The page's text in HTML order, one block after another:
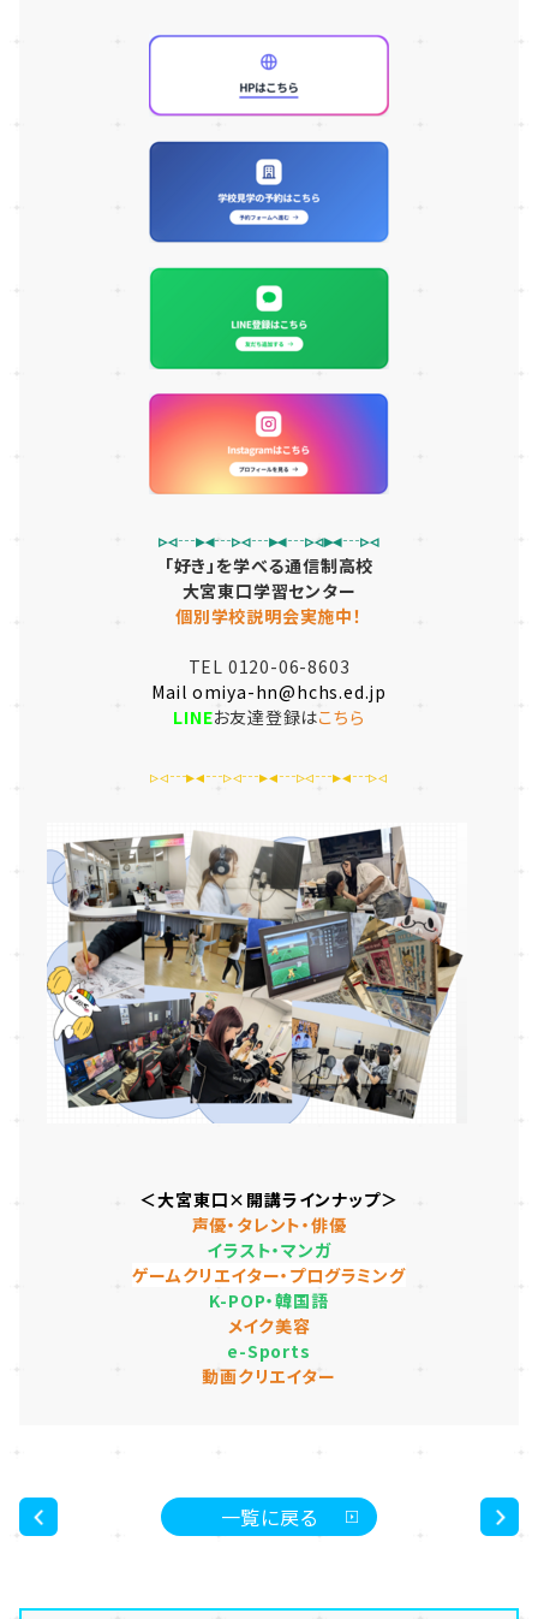
▹◃┄▸◂┄▹◃┄▸◂┄▹◃▸◂┄▹◃
「好き」を学べる通信制高校
大宮東口学習センター
個別学校説明会実施中！
TEL 0120-06-8603
Mail omiya-hn@hchs.ed.jp
LINEお友達登録はこちら
▹◃┄▸◂┄▹◃┄▸◂┄▹◃┄▸◂┄▹◃
＜大宮東口×開講ラインナップ＞
声優・タレント・俳優
イラスト・マンガ
ゲームクリエイター・プログラミング
K-POP・韓国語
メイク美容
e-Sports
動画クリエイター
一覧に戻る